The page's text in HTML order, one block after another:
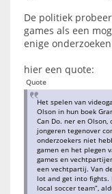
De politiek
games als een
enige
hier een quote:
Quote
Het spelen van
Olson in hun boek
Can Do. ner en
jongeren tegenover
onderzoekers niet
gamen en het plegen
games en
een vechtpartij. Van
lot and get into fights.
local soccer team”,